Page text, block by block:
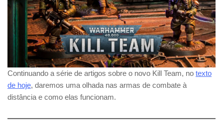
Continuando a série de artigos sobre o novo Kill Team, no texto
de hoje, daremos uma olhada nas armas de combate à
distância e como elas funcionam.